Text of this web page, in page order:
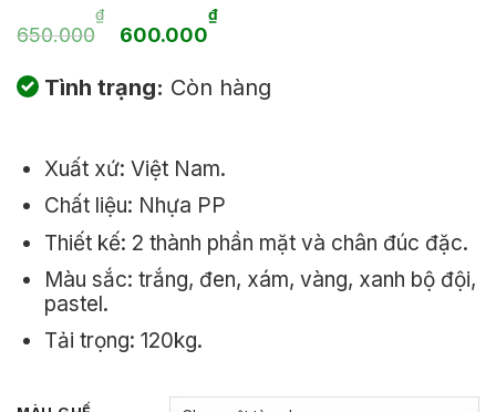
650.000
₫
Giá
gốc
là:
650.000₫.
600.000
₫Giá
hiện
tại
600.000₫.
Tình trạng: Còn hàng
Xuất xứ: Việt Nam.
Chất liệu: Nhựa PP
Thiết kế: 2 thành phần mặt và chân đúc đặc.
Màu sắc: trắng, đen, xám, vàng, xanh bộ đội,
pastel.
Tải trọng: 120kg.